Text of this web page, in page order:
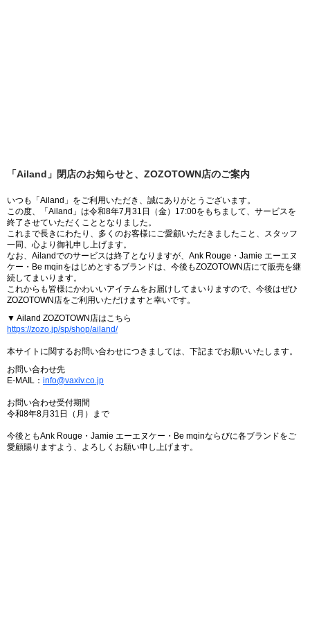
「Ailand」閉店のお知らせと、ZOZOTOWN店のご案内
いつも「Ailand」をご利用いただき、誠にありがとうございます。
この度、「Ailand」は令和8年7月31日（金）17:00をもちまして、サービスを
終了させていただくこととなりました。
これまで長きにわたり、多くのお客様にご愛顧いただきましたこと、スタッフ
一同、心より御礼申し上げます。
なお、Ailandでのサービスは終了となりますが、Ank Rouge・Jamie エーエヌ
ケー・Be mqinをはじめとするブランドは、今後もZOZOTOWN店にて販売を継
続してまいります。
これからも皆様にかわいいアイテムをお届けしてまいりますので、今後はぜひ
ZOZOTOWN店をご利用いただけますと幸いです。
▼ Ailand ZOZOTOWN店はこちら
https://zozo.jp/sp/shop/ailand/
本サイトに関するお問い合わせにつきましては、下記までお願いいたします。
お問い合わせ先
E-MAIL： info@vaxiv.co.jp
お問い合わせ受付期間
令和8年8月31日（月）まで
今後ともAnk Rouge・Jamie エーエヌケー・Be mqinならびに各ブランドをご
愛顧賜りますよう、よろしくお願い申し上げます。